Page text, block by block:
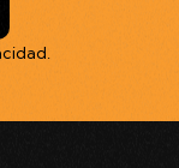
.